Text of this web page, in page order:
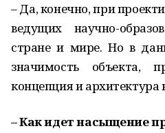
– Да, конечно, при
ведущих научно-
стране и мире. Но в
значимость объекта,
концепция и архитектура
– Как идет насыщение